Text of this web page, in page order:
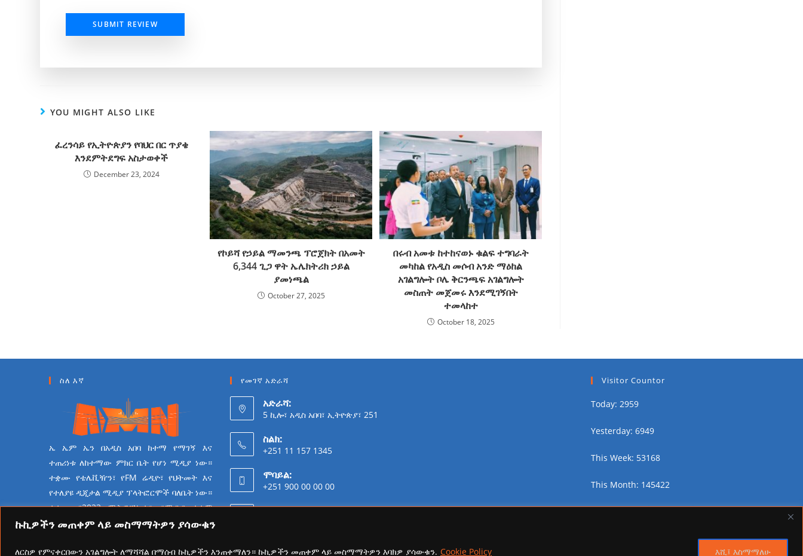
ኩኪዎችን መጠቀም ላይ መስማማትዎን ያሳውቁን
ለርስዎ የምናቀርበውን አገልግሎት ለማሻሻል በማሰብ ኩኪዎችን እንጠቀማለን። ኩኪዎችን መጠቀም ላይ መስማማትዎን እባክዎ ያሳውቁን. Cookie Policy እሺ፤ እስማማለሁ
SUBMIT REVIEW
YOU MIGHT ALSO LIKE
ፈረንሳይ የኢትዮጵያን የባህር በር ጥያቄ
እንደምትደግፍ አስታወቀች
December 23, 2024
የኮይሻ የኃይል ማመንጫ ፕሮጀክት በአመት
6,344 ጊጋ ዋት ኤሌክትሪክ ኃይል
ያመነጫል
October 27, 2025
በሩብ አመቱ ከተከናወኑ ቁልፍ ተግባራት
መካከል የአዲስ መሶብ አንድ ማዕከል
አገልግሎት ቦሌ ቅርንጫፍ አገልግሎት
መስጠት መጀመሩ እንደሚገኝበት
ተመላከተ
October 18, 2025
ስለ እኛ
ኤ ኤም ኤን በአዲስ አበባ ከተማ የማገኝ እና
ተጠሪነቱ ለከተማው ምክር ቤት የሆነ ሚዲያ ነው።
ተቋሙ የቴሌቪዥን፣ የFM ሬዲዮ፣ የህትመት እና
የተለያዩ ዲጂታል ሚዲያ ፕላትፎርሞች ባለቤት ነው።
ተቋሙ በ2023 ሜትሮፖሊታን የሚዲያ ተቋም
የመሆን ራዕይ ሰንቆ የይዘት
የመገኛ አድራሻ
አድራሻ:
5 ኪሎ፣ አዲስ አበባ፣ ኢትዮጵያ፣ 251
ስልክ:
+251 11 157 1345
ሞባይል:
+251 900 00 00 00
ፋክስ:
ኢሜይል:
Visitor Countor
Today: 2959
Yesterday: 6949
This Week: 53168
This Month: 145422